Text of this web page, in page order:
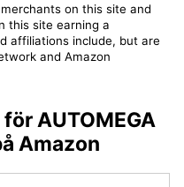
on this site and
this site earning a
affiliations include, but are
and Amazon
AUTOMEGA
Amazon